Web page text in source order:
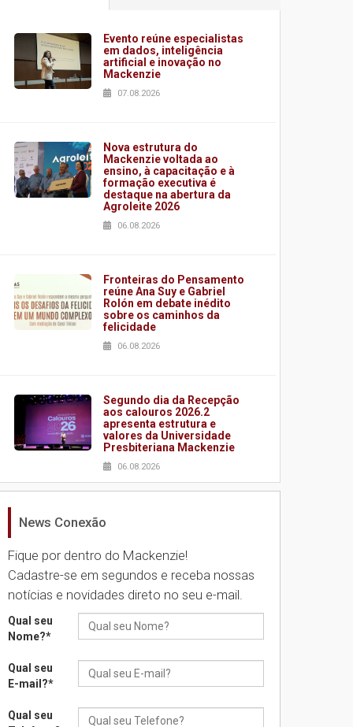
Evento reúne especialistas
em dados, inteligência
artificial e inovação no
Mackenzie
07.08.2026
Nova estrutura do
Mackenzie voltada ao
ensino, à capacitação e à
formação executiva é
destaque na abertura da
Agroleite 2026
06.08.2026
Fronteiras do Pensamento
reúne Ana Suy e Gabriel
Rolón em debate inédito
sobre os caminhos da
felicidade
06.08.2026
Segundo dia da Recepção
aos calouros 2026.2
apresenta estrutura e
valores da Universidade
Presbiteriana Mackenzie
06.08.2026
Nova apresentação do
brasileira
05.08.2026
Universidade Mackenzie
realizará nova edição da
05.08.2026
News Conexão
Fique por dentro do Mackenzie!
Cadastre-se em segundos e receba nossas
notícias e novidades direto no seu e-mail.
Qual seu
Nome?*
Qual seu
E-mail?*
Qual seu